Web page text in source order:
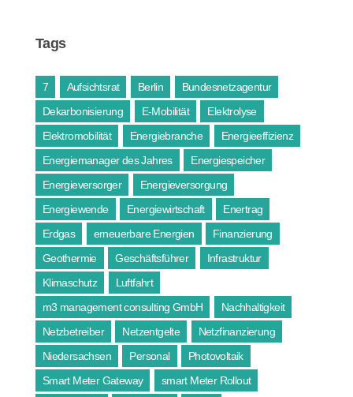
Tags
7 Aufsichtsrat Berlin
Bundesnetzagentur
Dekarbonisierung
E-Mobilität
Elektrolyse
Elektromobilität
Energiebranche
Energieeffizienz
Energiemanager des Jahres
Energiespeicher
Energieversorger
Energieversorgung
Energiewende
Energiewirtschaft
Enertrag
Erdgas
erneuerbare Energien
Finanzierung
Geothermie
Geschäftsführer
Infrastruktur
Klimaschutz
Luftfahrt
m3 management consulting GmbH
Nachhaltigkeit
Netzbetreiber
Netzentgelte
Netzfinanzierung
Niedersachsen
Personal
Photovoltaik
Smart Meter Gateway
smart Meter Rollout